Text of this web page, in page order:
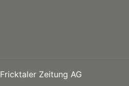
Zeitung AG